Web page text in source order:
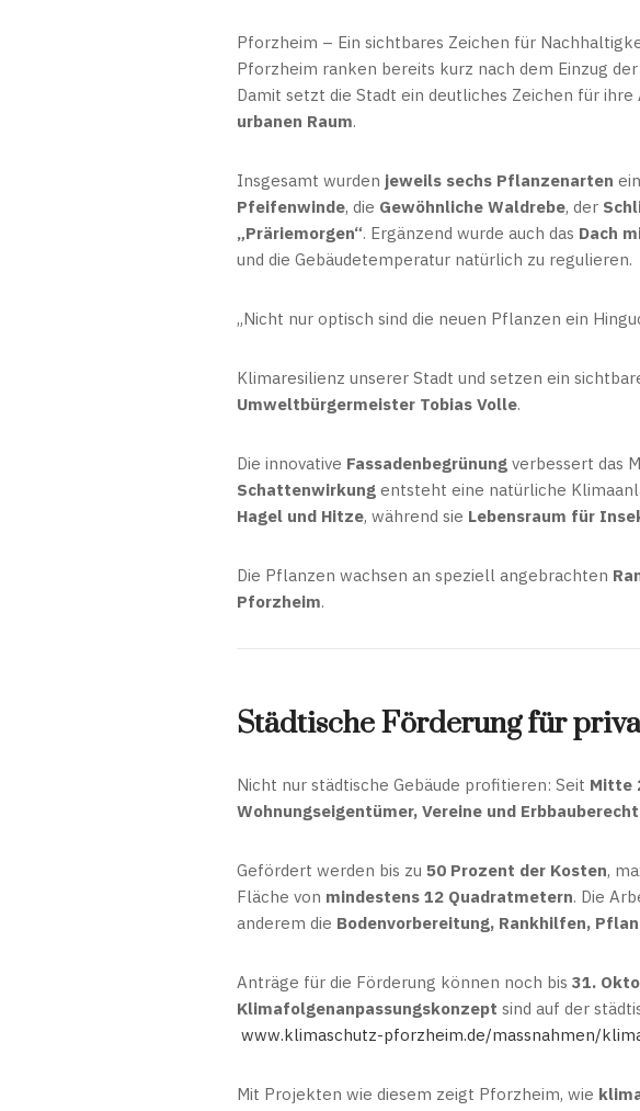
Pforzheim – Ein sichtbares Zeichen für
Pforzheim ranken bereits kurz nach dem Einzug
Damit setzt die Stadt ein deutliches Zeichen für ihre
urbanen Raum.
Insgesamt wurden jeweils sechs Pflanzenarten
Pfeifenwinde, die Gewöhnliche Waldrebe, der
„Präriemorgen“. Ergänzend wurde auch das Dach
und die Gebäudetemperatur natürlich zu regulieren.
„Nicht nur optisch sind die neuen Pflanzen ein
Klimaresilienz unserer Stadt und setzen ein
Umweltbürgermeister Tobias Volle.
Die innovative Fassadenbegrünung verbessert das
Schattenwirkung entsteht eine natürliche
Hagel und Hitze, während sie Lebensraum für
Die Pflanzen wachsen an speziell angebrachten
Pforzheim.
Städtische Förderung für
Nicht nur städtische Gebäude profitieren: Seit Mitte
Wohnungseigentümer, Vereine und
Gefördert werden bis zu 50 Prozent der Kosten,
Fläche von mindestens 12 Quadratmetern. Die
anderem die Bodenvorbereitung, Rankhilfen,
Anträge für die Förderung können noch bis 31.
Klimafolgenanpassungskonzept sind auf der
www.klimaschutz-pforzheim.de/massnahmen/
Mit Projekten wie diesem zeigt Pforzheim, wie